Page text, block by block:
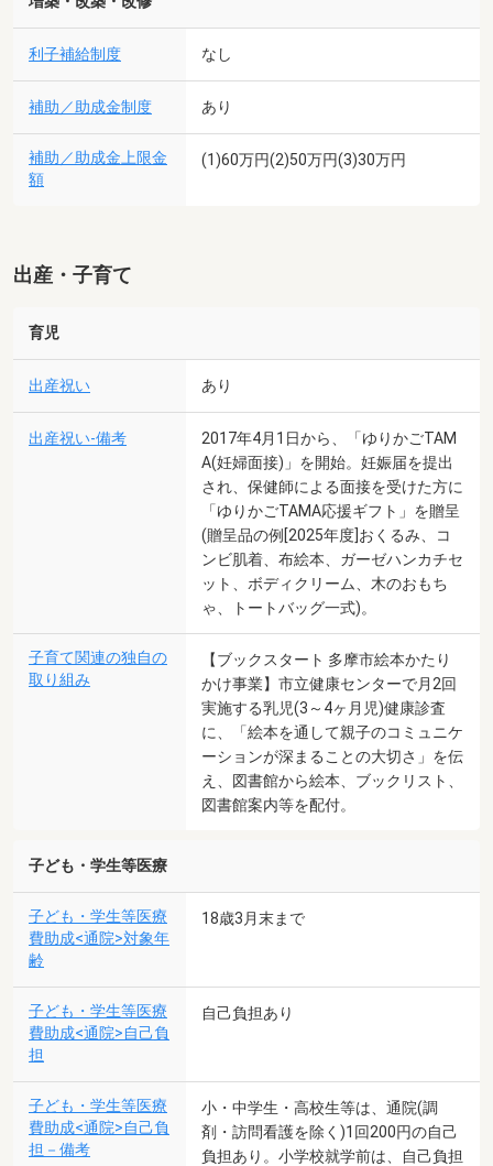
利子補給制度 なし
補助／助成金制度 あり
補助／助成金上限金
額
(1)60万円(2)50万円(3)30万円
出産・子育て
育児
出産祝い あり
出産祝い-備考
2017年4月1日から、「ゆりかごTAM
A(妊婦面接)」を開始。妊娠届を提出
され、保健師による面接を受けた方に
「ゆりかごTAMA応援ギフト」を贈呈
(贈呈品の例[2025年度]おくるみ、コ
ンビ肌着、布絵本、ガーゼハンカチセ
ット、ボディクリーム、木のおもち
ゃ、トートバッグ一式)。
子育て関連の独自の
取り組み
【ブックスタート 多摩市絵本かたり
かけ事業】市立健康センターで月2回
実施する乳児(3～4ヶ月児)健康診査
に、「絵本を通して親子のコミュニケ
ーションが深まることの大切さ」を伝
え、図書館から絵本、ブックリスト、
図書館案内等を配付。
子ども・学生等医療
子ども・学生等医療
費助成<通院>対象年
齢
18歳3月末まで
子ども・学生等医療
費助成<通院>自己負
担
自己負担あり
子ども・学生等医療
費助成<通院>自己負
担－備考
小・中学生・高校生等は、通院(調
剤・訪問看護を除く)1回200円の自己
負担あり。小学校就学前は、自己負担